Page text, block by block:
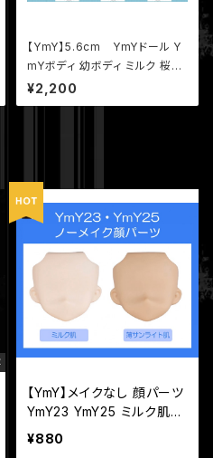
【YmY】5.6cm YmYドール Y
mYボディ 幼ボディ ミルク 桜ピ
ンク ホワイト
¥2,200
【YmY】メイクなし 顔パーツ
YmY23 YmY25 ミルク肌
薄サンライト肌 YmYドール
¥880